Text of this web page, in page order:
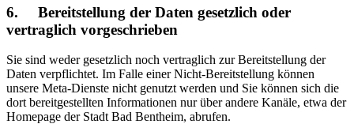
6. Bereitstellung der Daten gesetzlich oder
vertraglich vorgeschrieben
Sie sind weder gesetzlich noch vertraglich zur Bereitstellung der
Daten verpflichtet. Im Falle einer Nicht-Bereitstellung können
unsere Meta-Dienste nicht genutzt werden und Sie können sich die
dort bereitgestellten Informationen nur über andere Kanäle, etwa der
Homepage der Stadt Bad Bentheim, abrufen.